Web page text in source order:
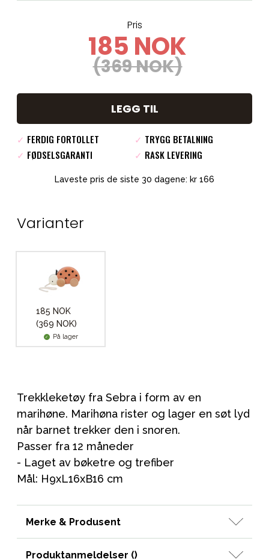
Pris
185 NOK
(369 NOK)
LEGG TIL
✓ FERDIG FORTOLLET ✓ TRYGG BETALNING
✓ FØDSELSGARANTI ✓ RASK LEVERING
Laveste pris de siste 30 dagene: kr 166
Varianter
185 NOK
(369 NOK)
På lager
Trekkleketøy fra Sebra i form av en
marihøne. Marihøna rister og lager en søt lyd
når barnet trekker den i snoren.
Passer fra 12 måneder
- Laget av bøketre og trefiber
Mål: H9xL16xB16 cm
Merke & Produsent
Produktanmeldelser ()